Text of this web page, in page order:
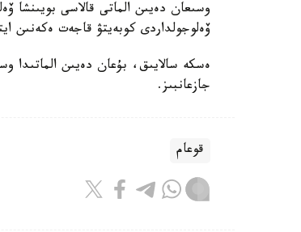
وسىعان دەيىن الماتى قالاسى بويىنشا
ۆەلوجولداردى كوبەيتۋ قاجەت ەكەنىن
ەسكە سالايىق، بۇعان دەيىن الماتىدا
جازعانبىز.
قوعام